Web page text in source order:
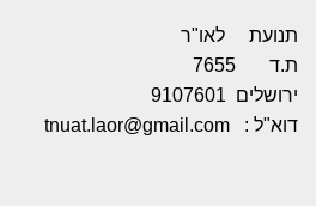
תנועת לאו"ר
ת.ד 7655
ירושלים 9107601
דוא"ל : tnuat.laor@gmail.com